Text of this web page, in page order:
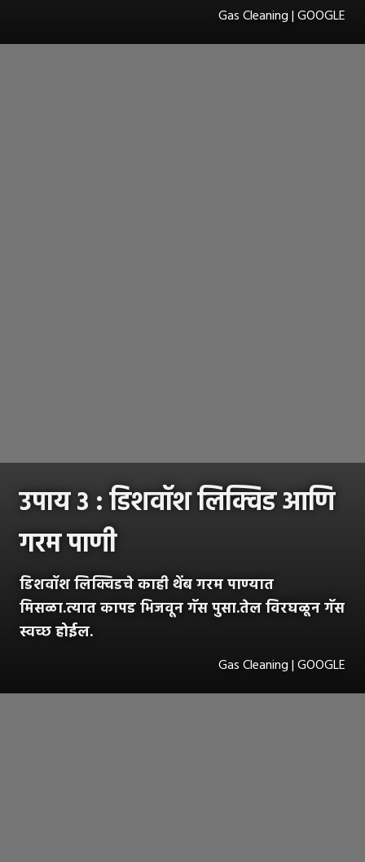
Gas Cleaning | GOOGLE
उपाय ३ : डिशवॉश लिक्विड आणि
गरम पाणी
डिशवॉश लिक्विडचे काही थेंब गरम पाण्यात
मिसळा.त्यात कापड भिजवून गॅस पुसा.तेल विरघळून गॅस
स्वच्छ होईल.
Gas Cleaning | GOOGLE